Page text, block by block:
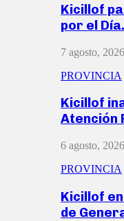
Kicillof
por el
7 agosto, 2026
PROVINCIA
Kicillof
Atención
6 agosto, 2026
PROVINCIA
Kicillof
de